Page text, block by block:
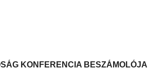
KONFERENCIA BESZÁMOLÓJA